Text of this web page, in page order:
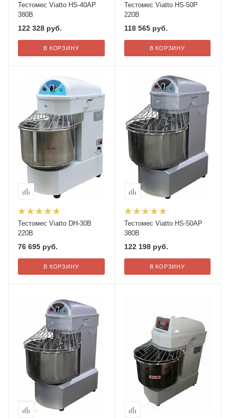
Тестомес Viatto HS-40AP
380В
122 328 руб.
В КОРЗИНУ
Тестомес Viatto HS-50P
220В
118 565руб.
В КОРЗИНУ
Тестомес Viatto DH-30B
220В
76 695 руб.
В КОРЗИНУ
Тестомес Viatto HS-50AP
380В
122 198руб.
В КОРЗИНУ